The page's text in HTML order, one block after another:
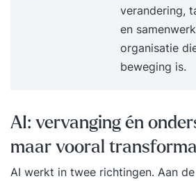
verandering,
en
organisatie
beweging is.
AI: vervanging én
maar vooral
AI werkt in twee richtingen. Aan